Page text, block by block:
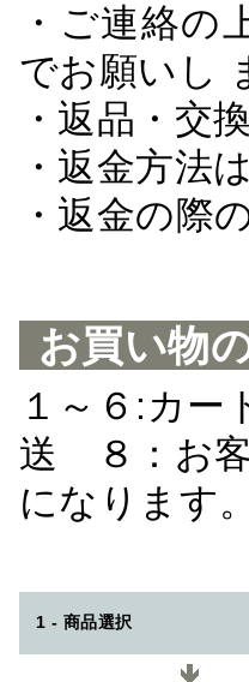
・ご連絡の
でお願いし
・返品・交
・返金方法
・返金の際
お買い物
１～６:カ
送 ８：お
になります。
1 - 商品選択